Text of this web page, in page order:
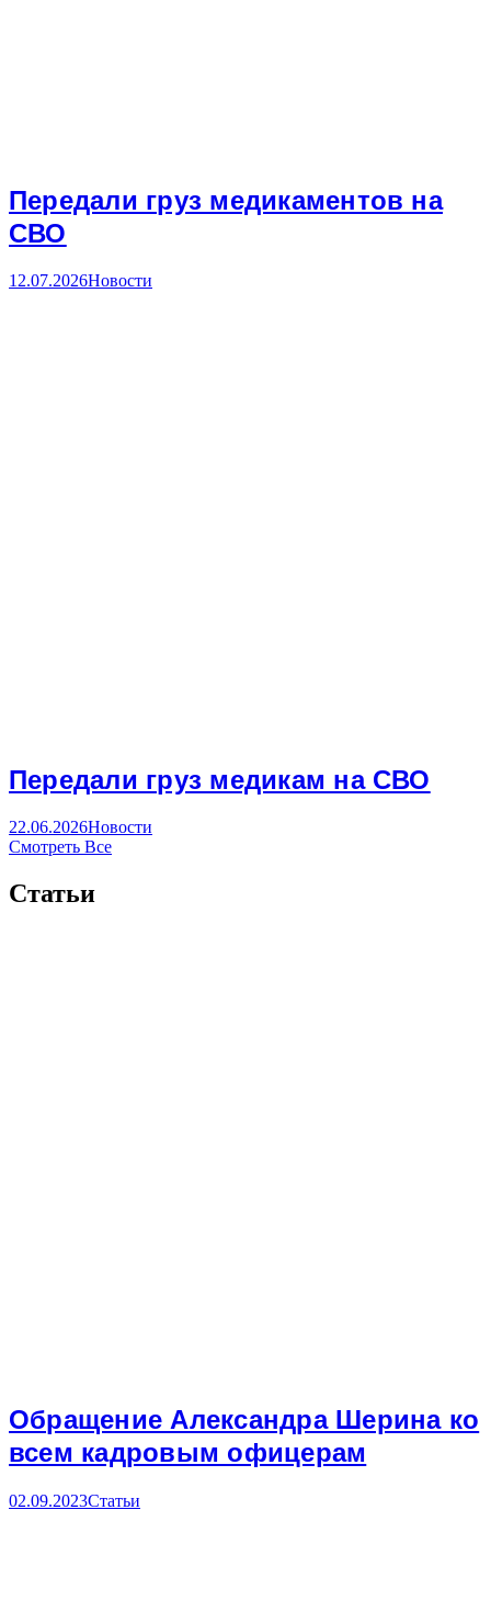
Передали груз медикаментов на
СВО
12.07.2026Новости
Передали груз медикам на СВО
22.06.2026Новости
Смотреть Все
Статьи
Обращение Александра Шерина ко
всем кадровым офицерам
02.09.2023Статьи